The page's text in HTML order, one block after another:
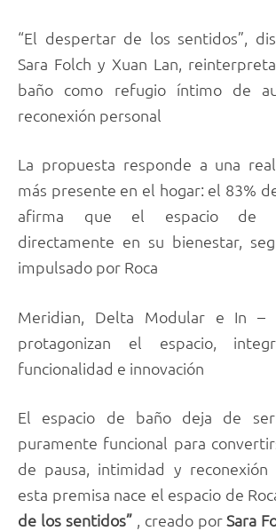
“El despertar de los sentidos”,
Sara Folch y Xuan Lan,
baño como refugio íntimo de
reconexión personal
La propuesta responde a una
más presente en el hogar: el 83%
afirma que el espacio de
directamente en su bienestar,
impulsado por Roca
Meridian, Delta Modular e In –
protagonizan el espacio,
funcionalidad e innovación
El espacio de baño deja de ser
puramente funcional para
de pausa, intimidad y reconexión
esta premisa nace el espacio de
de los sentidos” , creado porSara